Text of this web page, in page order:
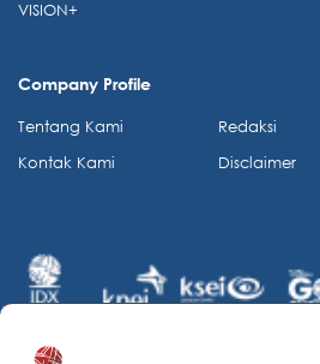
VISION+
Company Profile
Tentang Kami
Kontak Kami
Redaksi
Disclaimer